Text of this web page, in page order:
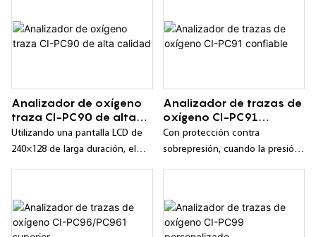
Analizador de oxígeno
traza CI-PC90 de alta
calidad
Utilizando una pantalla LCD de
240×128 de larga duración, el
Analizador de trazas de
oxígeno CI-PC91
confiable
Con protección contra
sobrepresión, cuando la presión
corta automáticamente la ruta
del gas en ambos lados de la
cámara del sensor;